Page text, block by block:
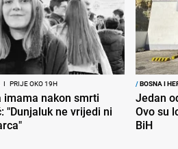
I PRIJE OKO 19H
imama nakon smrti
"Dunjaluk ne vrijedi ni
/BOSNA I
Jedan
Ovo su
BiH